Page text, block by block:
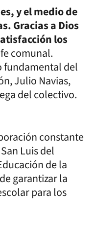
y el medio de
Gracias a Dios
los
comunal.
fundamental del
Julio Navias,
del colectivo.
constante
Luis del
de la
garantizar la
para los